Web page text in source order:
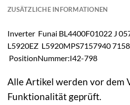
ZUSÄTZLICHE INFORMATIONEN
Inverter Funai BL4400F01022 J
L5920EZ L5920MPS7157940
PositionNummer:I42-798
Alle Artikel werden vor dem
Funktionalität geprüft.